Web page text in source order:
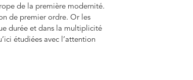
de la première modernité.
de premier ordre. Or les
durée et dans la multiplicité
étudiées avec l’attention